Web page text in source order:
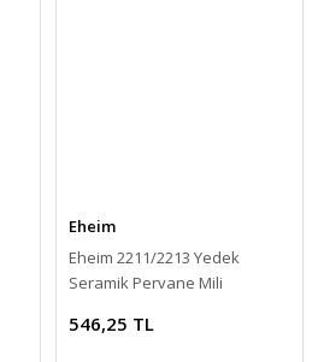
Eheim
Eheim 2211/2213 Yedek
Seramik Pervane Mili
546,25 TL